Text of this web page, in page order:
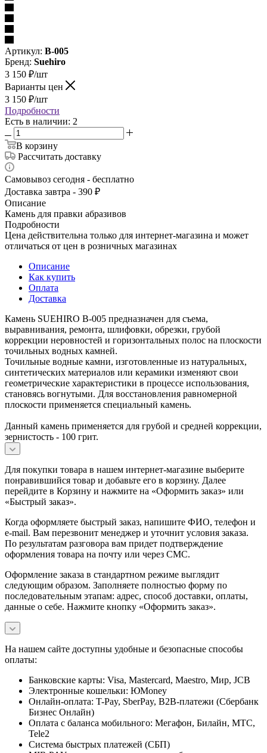
Артикул: B-005
Бренд: Suehiro
3 150 ₽/шт
Варианты цен
3 150 ₽/шт
Подробности
Есть в наличии: 2
В корзину
Рассчитать доставку
Самовывоз сегодня - бесплатно
Доставка завтра - 390 ₽
Описание
Камень для правки абразивов
Подробности
Цена действительна только для интернет-магазина и может
отличаться от цен в розничных магазинах
Описание
Как купить
Оплата
Доставка
Камень SUEHIRO B-005 предназначен для съема,
выравнивания, ремонта, шлифовки, обрезки, грубой
коррекции неровностей и горизонтальных полос на плоскости
точильных водных камней.
Точильные водные камни, изготовленные из натуральных,
синтетических материалов или керамики изменяют свои
геометрические характеристики в процессе использования,
становясь вогнутыми. Для восстановления равномерной
плоскости применяется специальный камень.
Данный камень применяется для грубой и средней коррекции,
зернистость - 100 грит.
Для покупки товара в нашем интернет-магазине выберите
понравившийся товар и добавьте его в корзину. Далее
перейдите в Корзину и нажмите на «Оформить заказ» или
«Быстрый заказ».
Когда оформляете быстрый заказ, напишите ФИО, телефон и
e-mail. Вам перезвонит менеджер и уточнит условия заказа.
По результатам разговора вам придет подтверждение
оформления товара на почту или через СМС.
Оформление заказа в стандартном режиме выглядит
следующим образом. Заполняете полностью форму по
последовательным этапам: адрес, способ доставки, оплаты,
данные о себе. Нажмите кнопку «Оформить заказ».
На нашем сайте доступны удобные и безопасные способы
оплаты:
Банковские карты: Visa, Mastercard, Maestro, Мир, JCB
Электронные кошельки: ЮMoney
Онлайн-оплата: T-Pay, SberPay, B2B-платежи (Сбербанк
Бизнес Онлайн)
Оплата с баланса мобильного: Мегафон, Билайн, МТС,
Tele2
Система быстрых платежей (СБП)